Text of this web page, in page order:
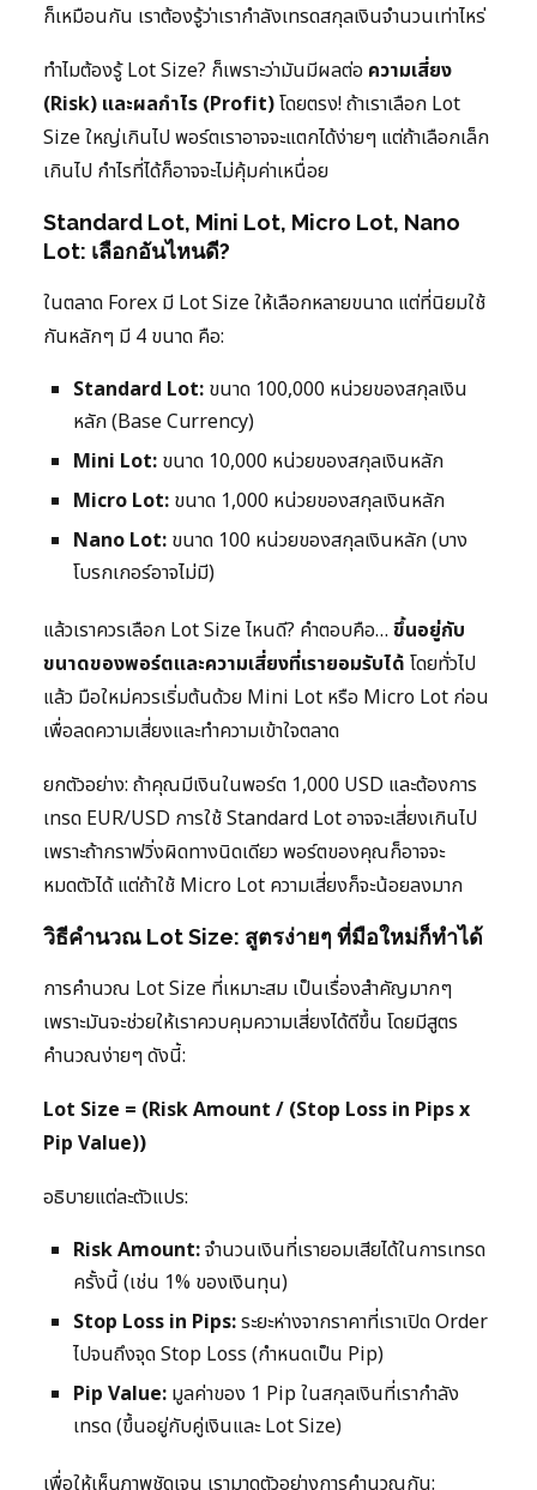
ก็เหมือนกัน เราต้องรู้ว่าเรากำลังเทรดสกุลเงินจำนวนเท่าไหร่
ทำไมต้องรู้ Lot Size? ก็เพราะว่ามันมีผลต่อ ความเสี่ยง
(Risk) และผลกำไร (Profit)โดยตรง! ถ้าเราเลือก Lot
Size ใหญ่เกินไป พอร์ตเราอาจจะแตกได้ง่ายๆ แต่ถ้าเลือกเล็ก
เกินไป กำไรที่ได้ก็อาจจะไม่คุ้มค่าเหนื่อย
Standard Lot, Mini Lot, Micro Lot, Nano
Lot: เลือกอันไหนดี?
ในตลาด Forex มี Lot Size ให้เลือกหลายขนาด แต่ที่นิยมใช้
กันหลักๆ มี 4 ขนาด คือ:
Standard Lot: ขนาด 100,000 หน่วยของสกุลเงิน
หลัก (Base Currency)
Mini Lot: ขนาด 10,000 หน่วยของสกุลเงินหลัก
Micro Lot: ขนาด 1,000 หน่วยของสกุลเงินหลัก
Nano Lot: ขนาด 100 หน่วยของสกุลเงินหลัก (บาง
โบรกเกอร์อาจไม่มี)
แล้วเราควรเลือก Lot Size ไหนดี? คำตอบคือ… ขึ้นอยู่กับ
ขนาดของพอร์ตและความเสี่ยงที่เรายอมรับได้ โดยทั่วไป
แล้ว มือใหม่ควรเริ่มต้นด้วย Mini Lot หรือ Micro Lot ก่อน
เพื่อลดความเสี่ยงและทำความเข้าใจตลาด
ยกตัวอย่าง: ถ้าคุณมีเงินในพอร์ต 1,000 USD และต้องการ
เทรด EUR/USD การใช้ Standard Lot อาจจะเสี่ยงเกินไป
เพราะถ้ากราฟวิ่งผิดทางนิดเดียว พอร์ตของคุณก็อาจจะ
หมดตัวได้ แต่ถ้าใช้ Micro Lot ความเสี่ยงก็จะน้อยลงมาก
วิธีคำนวณ Lot Size: สูตรง่ายๆ ที่มือใหม่ก็ทำได้
การคำนวณ Lot Size ที่เหมาะสม เป็นเรื่องสำคัญมากๆ
เพราะมันจะช่วยให้เราควบคุมความเสี่ยงได้ดีขึ้น โดยมีสูตร
คำนวณง่ายๆ ดังนี้:
Lot Size = (Risk Amount / (Stop Loss in Pips x
Pip Value))
อธิบายแต่ละตัวแปร:
Risk Amount:จำนวนเงินที่เรายอมเสียได้ในการเทรด
ครั้งนี้ (เช่น 1% ของเงินทุน)
Stop Loss in Pips:ระยะห่างจากราคาที่เราเปิด Order
ไปจนถึงจุด Stop Loss (กำหนดเป็น Pip)
Pip Value: มูลค่าของ 1 Pip ในสกุลเงินที่เรากำลัง
เทรด (ขึ้นอยู่กับคู่เงินและ Lot Size)
เพื่อให้เห็นภาพชัดเจน เรามาดูตัวอย่างการคำนวณกัน: